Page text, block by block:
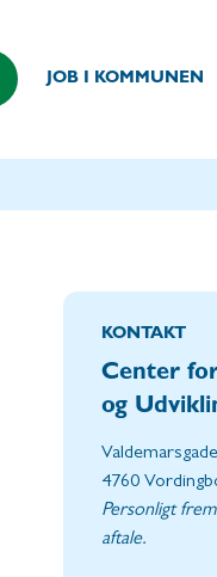
JOB I KOMMUNEN
KONTAKT
Center
og
4760
Personligt
aftale.